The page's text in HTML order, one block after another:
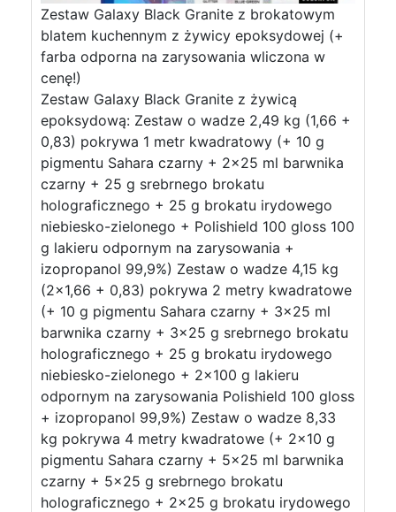
Zestaw Galaxy Black Granite z brokatowym
blatem kuchennym z żywicy epoksydowej (+
farba odporna na zarysowania wliczona w
cenę!)
Zestaw Galaxy Black Granite z żywicą
epoksydową: Zestaw o wadze 2,49 kg (1,66 +
0,83) pokrywa 1 metr kwadratowy (+ 10 g
pigmentu Sahara czarny + 2×25 ml barwnika
czarny + 25 g srebrnego brokatu
holograficznego + 25 g brokatu irydowego
niebiesko-zielonego + Polishield 100 gloss 100
g lakieru odpornym na zarysowania +
izopropanol 99,9%) Zestaw o wadze 4,15 kg
(2×1,66 + 0,83) pokrywa 2 metry kwadratowe
(+ 10 g pigmentu Sahara czarny + 3×25 ml
barwnika czarny + 3×25 g srebrnego brokatu
holograficznego + 25 g brokatu irydowego
niebiesko-zielonego + 2×100 g lakieru
odpornym na zarysowania Polishield 100 gloss
+ izopropanol 99,9%) Zestaw o wadze 8,33
kg pokrywa 4 metry kwadratowe (+ 2×10 g
pigmentu Sahara czarny + 5×25 ml barwnika
czarny + 5×25 g srebrnego brokatu
holograficznego + 2×25 g brokatu irydowego